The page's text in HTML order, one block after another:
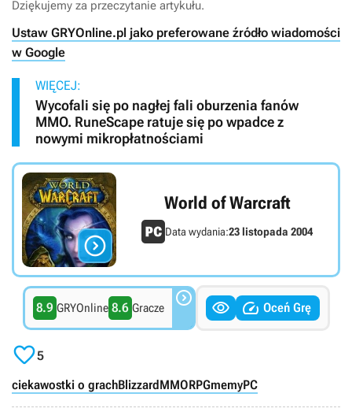
Dziękujemy za przeczytanie artykułu.
Ustaw GRYOnline.pl jako preferowane źródło wiadomości
w Google
WIĘCEJ:
Wycofali się po nagłej fali oburzenia fanów
MMO. RuneScape ratuje się po wpadce z
nowymi mikropłatnościami

World of Warcraft
Data wydania:23 listopada 2004
8.9 GRYOnline 8.6 Gracze    Oceń Grę
5
ciekawostki o grachBlizzardMMORPGmemyPC